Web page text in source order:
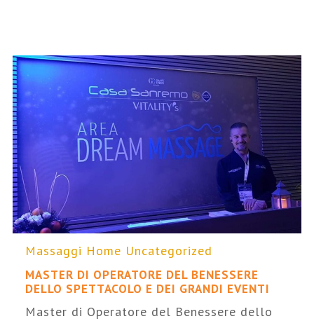
Massaggi Home Uncategorized
MASTER DI OPERATORE DEL BENESSERE
DELLO SPETTACOLO E DEI GRANDI EVENTI
Master di Operatore del Benessere dello